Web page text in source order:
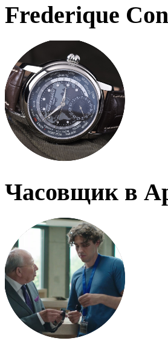
Frederique
Часовщик в